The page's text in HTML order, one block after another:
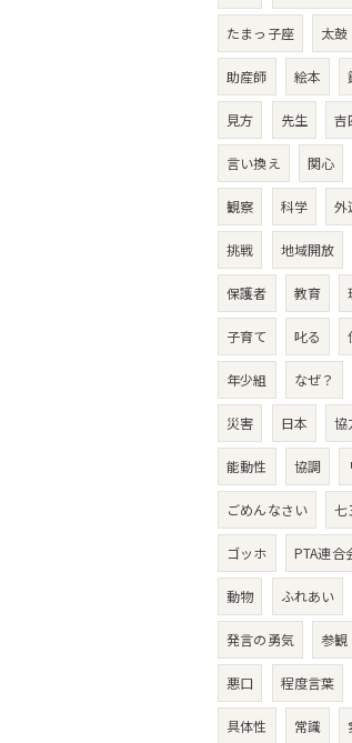
たまっ子座 太鼓
助産師 絵本
見方 先生 吉
言い換え 関心
観察 科学 外
挑戦 地域開放
保護者 教育
子育て 叱る
年少組 なぜ？
災害 日本 協
能動性 協調
ごめんなさい 七
ゴッホ PTA連合
動物 ふれあい
発言の勇気 参観
悪口 程度言葉
具体性 常識